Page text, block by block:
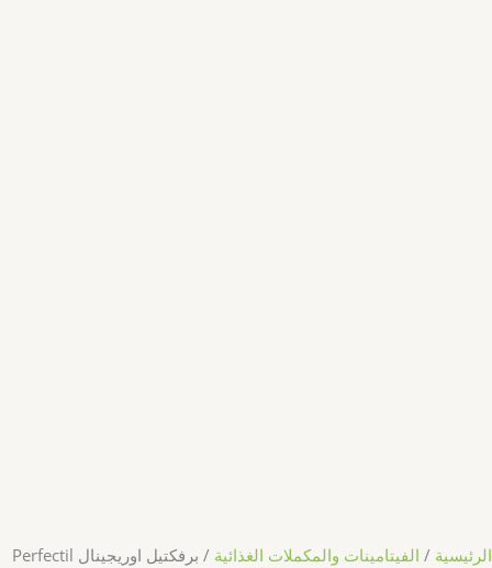
الرئيسية / الفيتامينات والمكملات الغذائية
/ برفكتيل اوريجينال Perfectil